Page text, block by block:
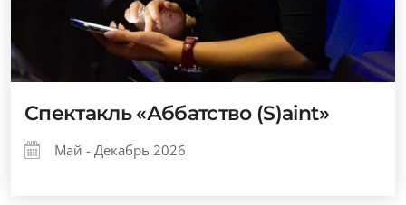
Спектакль «Аббатство (S)aint»
Май - Декабрь 2026